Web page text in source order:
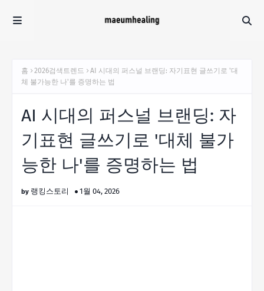
홈 2026검색트렌드
AI 시대의 퍼스널 브랜딩: 자기표현 글쓰기로 '대
체 불가능한 나'를 증명하는 법
AI 시대의 퍼스널 브랜딩: 자
기표현 글쓰기로 '대체 불가
능한 나'를 증명하는 법
랭킹스토리 1월 04, 2026